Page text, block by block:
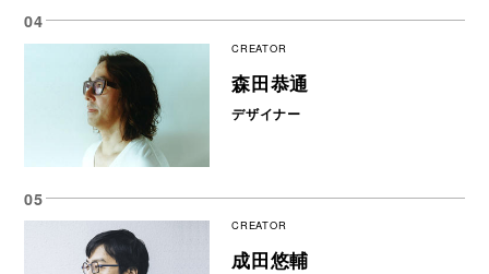
CREATOR
森田恭通
デザイナー
CREATOR
成田悠輔